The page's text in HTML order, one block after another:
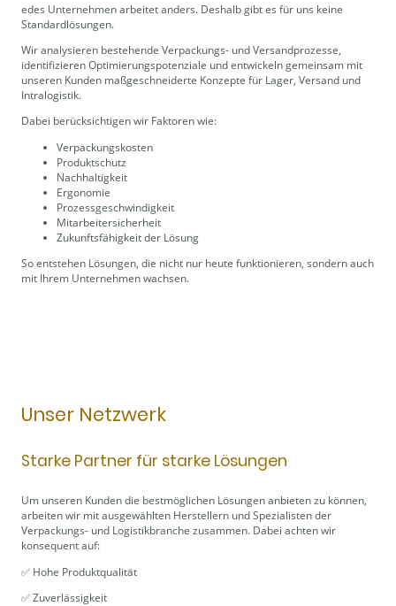
edes Unternehmen arbeitet anders. Deshalb gibt es für uns keine
Standardlösungen.
Wir analysieren bestehende Verpackungs- und Versandprozesse,
identifizieren Optimierungspotenziale und entwickeln gemeinsam mit
unseren Kunden maßgeschneiderte Konzepte für Lager, Versand und
Intralogistik.
Dabei berücksichtigen wir Faktoren wie:
Verpackungskosten
Produktschutz
Nachhaltigkeit
Ergonomie
Prozessgeschwindigkeit
Mitarbeitersicherheit
Zukunftsfähigkeit der Lösung
So entstehen Lösungen, die nicht nur heute funktionieren, sondern auch
mit Ihrem Unternehmen wachsen.
Unser Netzwerk
Starke Partner für starke Lösungen
Um unseren Kunden die bestmöglichen Lösungen anbieten zu können,
arbeiten wir mit ausgewählten Herstellern und Spezialisten der
Verpackungs- und Logistikbranche zusammen. Dabei achten wir
konsequent auf:
✅ Hohe Produktqualität
✅ Zuverlässigkeit